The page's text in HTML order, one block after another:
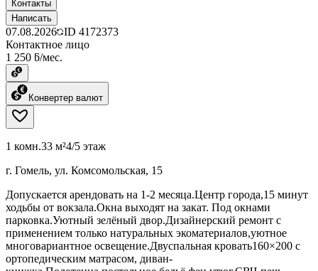
Контакты
Написать
07.08.2026 ID 4172373
Контактное лицо
1 250 ƃ/мес.
Конвертер валют
1 комн.33 м²4/5 этаж
г. Гомель, ул. Комсомольская, 15
Допускается арендовать на 1-2 месяца.Центр города,15 минут
ходьбы от вокзала.Окна выходят на закат. Под окнами
парковка.Уютный зелёный двор.Дизайнерский ремонт с
применением только натуральных экоматериалов,уютное
многовариантное освещение.Двуспальная кровать160×200 с
ортопедическим матрасом, диван-